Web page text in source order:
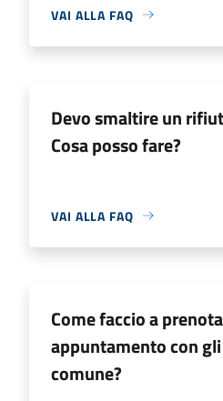
VAI ALLA FAQ
Devo smaltire un
Cosa posso fare?
VAI ALLA FAQ
Come faccio a
appuntamento con
comune?